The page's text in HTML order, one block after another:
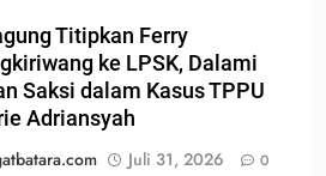
Titipkan Ferry
ke LPSK, Dalami
Saksi dalam Kasus TPPU
Adriansyah
Juli 31, 2026 0